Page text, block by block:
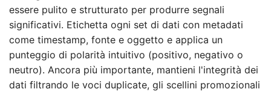
essere pulito e strutturato per produrre segnali
significativi. Etichetta ogni set di dati con metadati
come timestamp, fonte e oggetto e applica un
punteggio di polarità intuitivo (positivo, negativo o
neutro). Ancora più importante, mantieni l'integrità dei
dati filtrando le voci duplicate, gli scellini promozionali